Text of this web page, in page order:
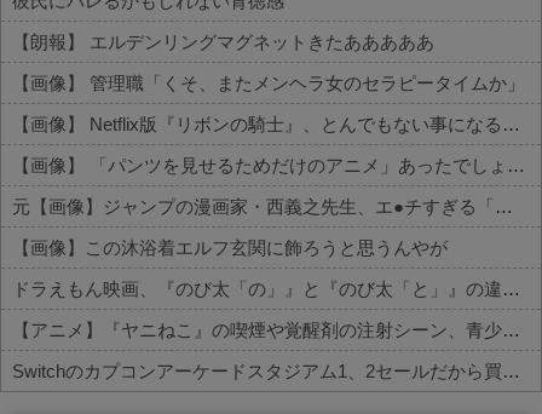
【朗報】 エルデンリングマグネットきたあああああ
【画像】 管理職「くそ、またメンヘラ女のセラピータイムか」
【画像】 Netflix版『リボンの騎士』、とんでもない事になるｗｗｗｗｗ
【画像】 「パンツを見せるためだけのアニメ」あったでしょｗｗｗｗｗ
元【画像】ジャンプの漫画家・西義之先生、エ●チすぎる「八尺様」の新作エ□漫画を描く
【画像】この沐浴着エルフ玄関に飾ろうと思うんやが
ドラえもん映画、『のび太「の」』と『のび太「と」』の違いがわからないと話題に
【アニメ】『ヤニねこ』の喫煙や覚醒剤の注射シーン、青少年への影響をめぐってBPOで問題視「社会的な問題になっている時に紛らわしいことをするな」
Switchのカプコンアーケードスタジアム1、2セールだから買ってしまった